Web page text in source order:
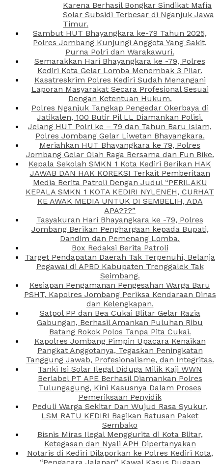
Karena Berhasil Bongkar Sindikat Mafia
Solar Subsidi Terbesar di Nganjuk Jawa
Timur.
Sambut HUT Bhayangkara ke-79 Tahun 2025,
Polres Jombang Kunjungi Anggota Yang Sakit,
Purna Polri dan Warakawuri.
Semarakkan Hari Bhayangkara ke -79, Polres
Kediri Kota Gelar Lomba Menembak 3 Pilar.
Kasatreskrim Polres Kediri Sudah Menangani
Laporan Masyarakat Secara Profesional Sesuai
Dengan Ketentuan Hukum.
Polres Nganjuk Tangkap Pengedar Okerbaya di
Jatikalen, 100 Butir Pil LL Diamankan Polisi.
Jelang HUT Polri ke – 79 dan Tahun Baru Islam,
Polres Jombang Gelar Liwetan Bhayangkara.
Meriahkan HUT Bhayangkara ke 79, Polres
Jombang Gelar Olah Raga Bersama dan Fun Bike.
Kepala Sekolah SMKN 1 Kota Kediri Berikan HAK
JAWAB DAN HAK KOREKSI Terkait Pemberitaan
Media Berita Patroli Dengan Judul “PERILAKU
KEPALA SMKN 1 KOTA KEDIRI NYLENEH, CURHAT
KE AWAK MEDIA UNTUK DI SEMBELIH, ADA
APA???”
Tasyakuran Hari Bhayangkara ke -79, Polres
Jombang Berikan Penghargaan kepada Bupati,
Dandim dan Pemenang Lomba.
Box Redaksi Berita Patroli
Target Pendapatan Daerah Tak Terpenuhi, Belanja
Pegawai di APBD Kabupaten Trenggalek Tak
Seimbang.
Kesiapan Pengamanan Pengesahan Warga Baru
PSHT, Kapolres Jombang Periksa Kendaraan Dinas
dan Kelengkapan.
Satpol PP dan Bea Cukai Blitar Gelar Razia
Gabungan, Berhasil Amankan Puluhan Ribu
Batang Rokok Polos Tanpa Pita Cukai.
Kapolres Jombang Pimpin Upacara Kenaikan
Pangkat Anggotanya, Tegaskan Peningkatan
Tanggung Jawab, Profesionalisme, dan Integritas.
Tanki Isi Solar Ilegal Diduga Milik Kaji WWN
Berlabel PT APE Berhasil Diamankan Polres
Tulungagung, Kini Kasusnya Dalam Proses
Pemeriksaan Penyidik
Peduli Warga Sekitar Dan Wujud Rasa Syukur,
LSM RATU KEDIRI Bagikan Ratusan Paket
Sembako
Bisnis Miras Ilegal Menggurita di Kota Blitar,
Ketegasan dan Nyali APH Dipertanyakan
Notaris di Kediri Dilaporkan ke Polres Kediri Kota,